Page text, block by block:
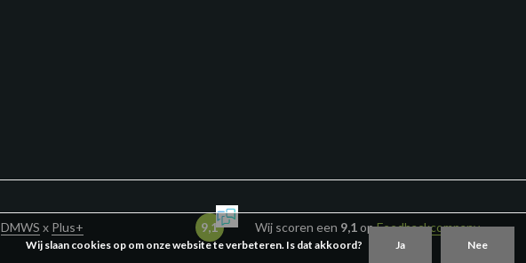
DMWS x Plus+ 9,1 Wij scoren een 9,1opFeedbackcompany
Wij slaan cookies op om onze website te verbeteren. Is dat akkoord? Ja Nee